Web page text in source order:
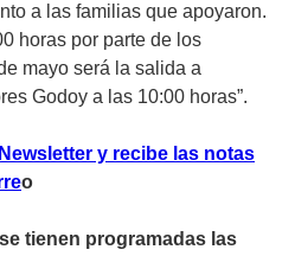
a las familias que apoyaron.
horas por parte de los
mayo será la salida a
Godoy a las 10:00 horas”.
y recibe las notas
o
se tienen programadas las